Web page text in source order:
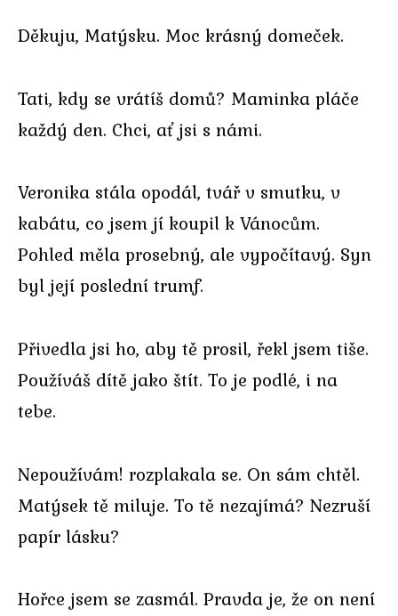
Děkuju, Matýsku. Moc krásný domeček.
Tati, kdy se vrátíš domů? Maminka pláče
každý den. Chci, ať jsi s námi.
Veronika stála opodál, tvář v smutku, v
kabátu, co jsem jí koupil k Vánocům.
Pohled měla prosebný, ale vypočítavý. Syn
byl její poslední trumf.
Přivedla jsi ho, aby tě prosil, řekl jsem tiše.
Používáš dítě jako štít. To je podlé, i na
tebe.
Nepoužívám! rozplakala se. On sám chtěl.
Matýsek tě miluje. To tě nezajímá? Nezruší
papír lásku?
Hořce jsem se zasmál. Pravda je, že on není